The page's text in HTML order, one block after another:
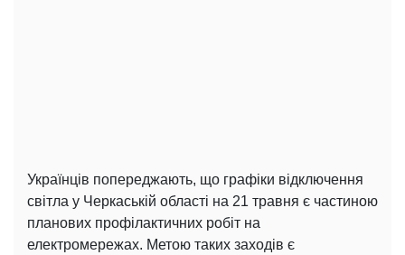
Українців попереджають, що графіки відключення
світла у Черкаській області на 21 травня є частиною
планових профілактичних робіт на
електромережах. Метою таких заходів є